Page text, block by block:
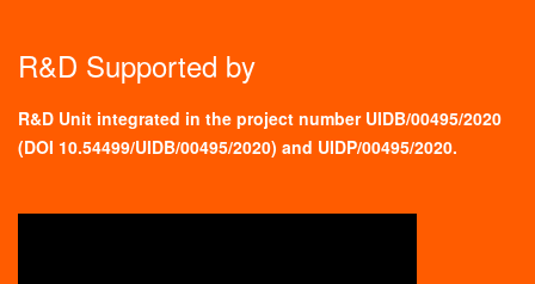
R&D Supported by
R&D Unit integrated in the project number UIDB/00495/2020
(DOI 10.54499/UIDB/00495/2020) and UIDP/00495/2020.